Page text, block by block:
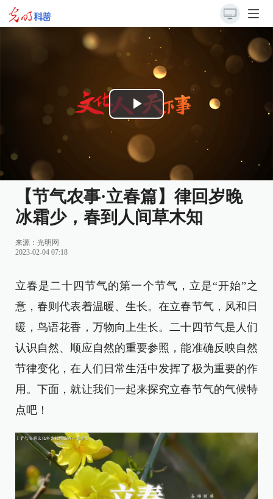
Play
Video
【节气农事·立春篇】律回岁晚
冰霜少，春到人间草木知
来源：光明网
2023-02-04 07:18
立春是二十四节气的第一个节气，立是“开始”之
意，春则代表着温暖、生长。在立春节气，风和日
暖，鸟语花香，万物向上生长。二十四节气是人们
认识自然、顺应自然的重要参照，能准确反映自然
节律变化，在人们日常生活中发挥了极为重要的作
用。下面，就让我们一起来探究立春节气的气候特
点吧！